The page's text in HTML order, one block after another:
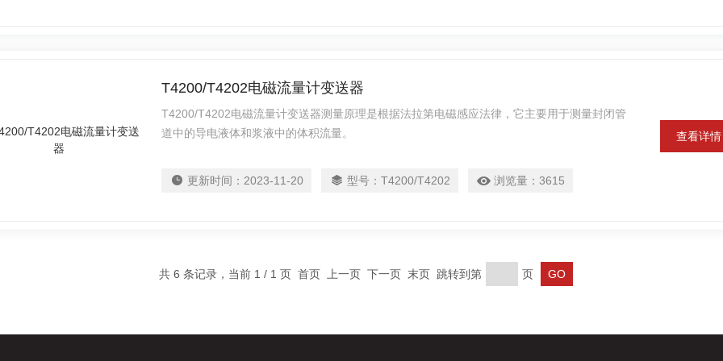
T4200/T4202电磁流量计变送器
T4200/T4202电磁流量计变送器测量原理是根据法拉第电磁感应法律，它主要用于测量封闭管
道中的导电液体和浆液中的体积流量。
更新时间： 2023-11-20 型号：T4200/T4202 浏览量： 3615
查看详情
共 6 条记录，当前 1 / 1 页 首页 上一页 下一页 末页 跳转到第 页